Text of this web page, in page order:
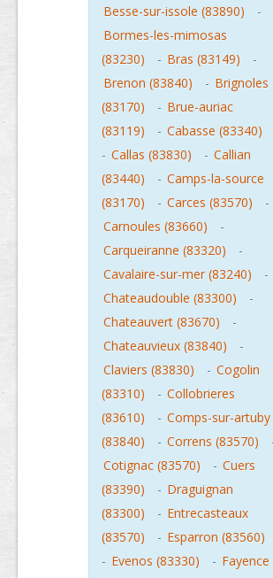
Besse-sur-issole (83890)
-
Bormes-les-mimosas
(83230)
- Bras (83149)
-
Brenon (83840)
- Brignoles
(83170)
- Brue-auriac
(83119)
- Cabasse (83340)
- Callas (83830) - Callian
(83440)
- Camps-la-source
(83170)
- Carces (83570)
-
Carnoules (83660)
-
Carqueiranne (83320)
-
Cavalaire-sur-mer (83240)
-
Chateaudouble (83300)
-
Chateauvert (83670)
-
Chateauvieux (83840)
-
Claviers (83830)
- Cogolin
(83310)
- Collobrieres
(83610)
- Comps-sur-artuby
(83840)
- Correns (83570)
Cotignac (83570)
- Cuers
(83390)
- Draguignan
(83300)
- Entrecasteaux
(83570)
- Esparron (83560)
- Evenos (83330) - Fayence